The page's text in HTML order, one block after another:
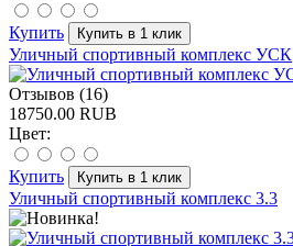
Купить
Уличный спортивный комплекс УСК
Отзывов (16)
18750.00 RUB
Цвет:
Купить
Уличный спортивный комплекс 3.3